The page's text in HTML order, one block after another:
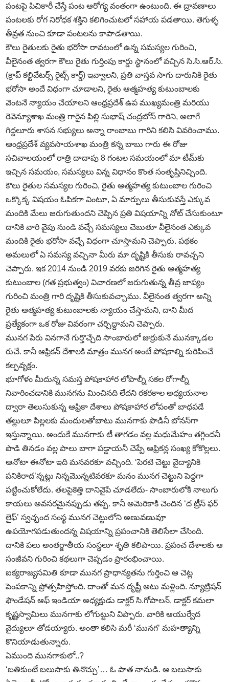
పంటపై పిచికారీ చేస్తే పంట ఆరోగ్య వంతంగా ఉంటుంది. ఈ ద్రావణాలు
పంటలకు రోగ నిరోధక శక్తిని కలిగించుటలో సహాయ పడతాయి. తెగుళ్ళ
తీవ్రత నుంచి కూడా పంటలను కాపాడతాయి.
కౌలు రైతులకు రైతు భరోసా రావటంలో ఉన్న సమస్యల గురించి,
వీలైనంత త్వరగా కౌలు రైతు గుర్తింపు కార్డు స్థానంలో వచ్చిన సి.సి.ఆర్‌.సి.
(క్రాప్‌ కల్టివేటర్స్‌ రైట్స్‌ కార్డ్‌) ఇవ్వాలని, ప్రతి వాస్తవ సాగు దారునికి రైతు
భరోసా అందే విధంగా చూడాలని, రైతు ఆత్మహత్య కుటుంబాలకు
వెంటనే న్యాయం చేయాలని ఆంధ్రప్రదేశ్‌ ఉప ముఖ్యమంత్రి మరియు
రెవెన్యూశాఖ మంత్రి గారైన పిల్లి సుభాష్‌ చంద్రబోస్‌ గారిని, అలాగే
గిద్దలూరు శాసన సభ్యులు అన్నా రాంబాబు గారిని కలిసి వివరించాము.
ఆంధ్రప్రదేశ్‌ వ్యవసాయశాఖ మంత్రి కన్న బాబు గారు ఈ రోజు
సచివాలయంలో రాత్రి దాదాపు 8 గంటల సమయంలో మా టీమ్‌కు
ఇచ్చిన సమయం, సమస్యలు విన్న విధానం కొంత సంతృప్తినిచ్చింది.
కౌలు రైతుల సమస్యల గురించి, రైతు ఆత్మహత్య కుటుంబాల గురించి
ఒక్కొక్క విషయం ఓపికగా వింటూ, ఏ మార్పులు తీసుకువస్తే ఎక్కువ
మందికి మేలు జరుగుతుందని చెప్పిన ప్రతి విషయాన్ని నోట్‌ చేసుకుంటూ
దానికి వారి వైపు నుండి వచ్చే సమస్యలు చెబుతూ వీలైనంత ఎక్కువ
మందికి రైతు భరోసా వచ్చే విధంగా చూస్తామని చెప్పారు. పథకం
అమలులో ఏ సమస్య వచ్చినా మీరు మా దృష్టికి తీసుకు రావచ్చని
చెప్పారు. ఇక 2014 నుండి 2019 వరకు జరిగిన రైతు ఆత్మహత్య
కుటుంబాల (గత ప్రభుత్వం) విచారణలో జరుగుతున్న తీవ్ర జాప్యం
గురించి మంత్రి గారి దృష్టికి తీసుకువచ్చాము. వీలైనంత త్వరగా అన్ని
రైతు ఆత్మహత్య కుటుంబాలకు న్యాయం చేస్తామని, దాని మీద
ప్రత్యేకంగా ఒక రోజు వివరంగా చర్చిద్దామని చెప్పారు.
మునగ పేరు వినగానే గుర్తొచ్చేది సాంబారులో జుర్రుకునే మునక్కాడల
రుచే. కానీ ఆఫ్రికన్‌ దేశాలకి మాత్రం మునగ అంటే పోషకాల్ని కురిపించే
కల్పవృక్షం.
భూగోళం మీదున్న సమస్త పోషకాహార లోపాల్నీ సకల రోగాల్నీ
నివారించడానికి మునగను మించినది లేదని రకరకాల అధ్యయనాల
ద్వారా తెలుసుకున్న ఆఫ్రికా దేశాలు పోషకాహార లోపంతో బాధపడే
తల్లులూ పిల్లలకు మందులతోబాటు మునగాకు పొడినీ బోనస్‌గా
ఇస్తున్నాయి. అందుకే మునగాకు టీ తాగడం వల్ల మధుమేహం తగ్గిందనీ
పొడి తినడం వల్ల పాలు బాగా పడ్డాయనీ చెప్పే ఆఫ్రికన్ల సంఖ్య కోకొల్లలు.
ఆనోటా ఈనోటా ఇది మనవరకూ వచ్చింది. ‘పెరటి చెట్టు వైద్యానికి
పనికిరాద’న్నట్లు నిన్నమొన్నటివరకూ మనం మునగ చెట్టుని పెద్దగా
పట్టించుకోలేదు. తలపైకెత్తి దానివైపే చూడలేదు- సాంబారులోకి నాలుగు
కాయలు అవసరమైనప్పుడు తప్ప. కానీ అమెరికాకి చెందిన ‘ద ట్రీస్‌ ఫర్‌
లైఫ్‌’ స్వచ్ఛంద సంస్థ మునగ చెట్టులోని అణువణువూ
ఉపయోగపడుతుందన్న విషయాన్ని ప్రపంచానికి తెలిసేలా చేసింది.
దానికి పలు అంతర్జాతీయ సంస్థలూ శృతి కలిపాయి. ప్రపంచ దేశాలకు ఆ
సంజీవని గురించి కథలుగా చెప్పడం ప్రారంభించాయి.
ఐక్యరాజ్యసమితి కూడా మునగ ప్రాధాన్యతను గుర్తించి ఆ చెట్ల
పెంపకాన్ని ప్రోత్సహిస్తోంది. దాంతో మన దృష్టీ అటు మళ్లింది. న్యూట్రిషన్‌
ఫౌండేషన్‌ ఆఫ్‌ ఇండియా అధ్యక్షుడు డాక్టర్‌ సి.గోపాలన్‌, డాక్టర్‌ కమలా
కృష్ణస్వామిలు మునగాకు లోగుట్టుని విప్పారు. వారికి ఆయుర్వేద
వైద్యులూ తోడయ్యారు. అంతా కలిసి మరీ ‘మునగ’ మహత్యాన్ని
కొనియాడుతున్నారు.
ఏముంది మునగాకులో..?
‘బతికుంటే బలుసాకు తినొచ్చు’… ఓ పాత నానుడి. ఆ బలుసాకు